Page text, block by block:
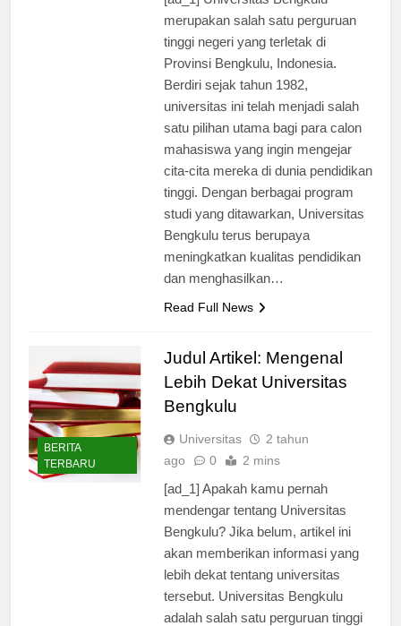
merupakan salah satu perguruan
tinggi negeri yang terletak di
Provinsi Bengkulu, Indonesia.
Berdiri sejak tahun 1982,
universitas ini telah menjadi salah
satu pilihan utama bagi para calon
mahasiswa yang ingin mengejar
cita-cita mereka di dunia pendidikan
tinggi. Dengan berbagai program
studi yang ditawarkan, Universitas
Bengkulu terus berupaya
meningkatkan kualitas pendidikan
dan menghasilkan…
Read Full News
BERITA
TERBARU
Judul Artikel: Mengenal
Lebih Dekat Universitas
Bengkulu
Universitas
2 tahun
ago
0 2 mins
[ad_1] Apakah kamu pernah
mendengar tentang Universitas
Bengkulu? Jika belum, artikel ini
akan memberikan informasi yang
lebih dekat tentang universitas
tersebut. Universitas Bengkulu
adalah salah satu perguruan tinggi